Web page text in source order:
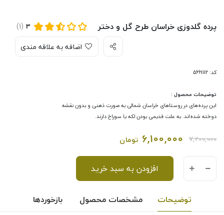
پرده گلدوزی خراسان طرح گل و دختر 3
(1)
اضافه به علاقه مندی
کد: 5661112
توضیحات محصول :
این پرده‌های در روستاهای خراسان شمالی به صورت ذهنی و بدون نقشه
دوخته شده‌اند. به علت قدیمی بودن لکه یا سوراخ دارند.
7,200,000
6,100,000 تومان
افزودن به سبد خرید
توضیحات مشخصات محصول بازخوردها